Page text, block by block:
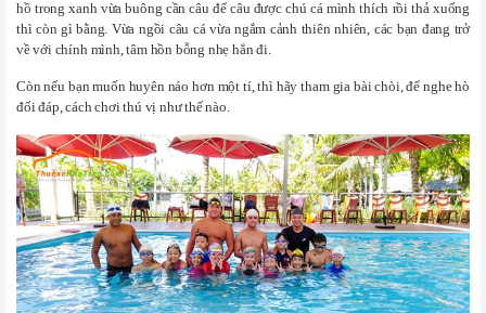
hồ trong xanh vừa buông cần câu để câu được chú cá mình thích rồi thả xuống
thì còn gì bằng. Vừa ngồi câu cá vừa ngắm cảnh thiên nhiên, các bạn đang trở
về với chính mình, tâm hồn bỗng nhẹ hẳn đi.
Còn nếu bạn muốn huyên náo hơn một tí, thì hãy tham gia bài chòi, để nghe hò
đối đáp, cách chơi thú vị như thế nào.